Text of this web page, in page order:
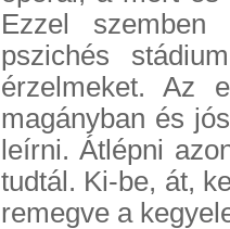
Ezzel szemben
pszichés
érzelmeket. Az
magányban és
leírni. Átlépni
tudtál. Ki-be, át,
remegve a